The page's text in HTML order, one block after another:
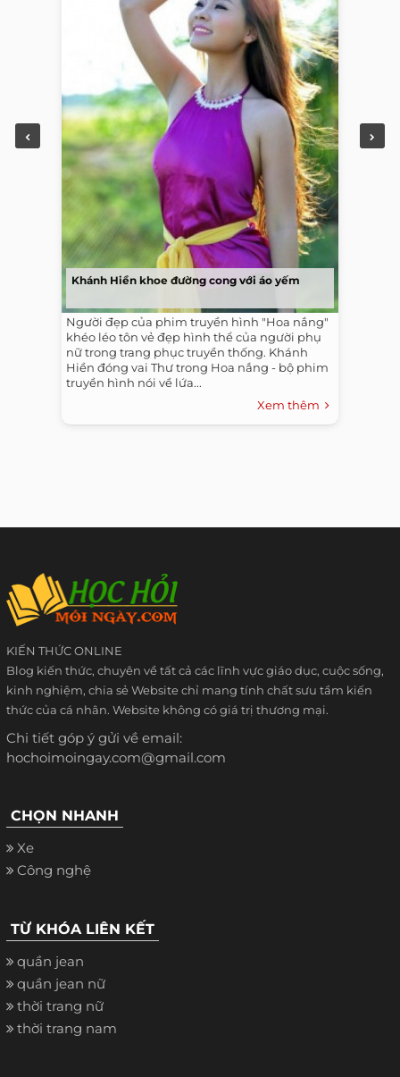
Khánh Hiền khoe đường cong với áo yếm
Người đẹp của phim truyền hình "Hoa nắng"
khéo léo tôn vẻ đẹp hình thể của người phụ
nữ trong trang phục truyền thống. Khánh
Hiền đóng vai Thư trong Hoa nắng - bộ phim
truyền hình nói về lứa...
Xem thêm
KIẾN THỨC ONLINE
Blog kiến thức, chuyên về tất cả các lĩnh vực giáo dục, cuộc sống,
kinh nghiệm, chia sẻ Website chỉ mang tính chất sưu tầm kiến
thức của cá nhân. Website không có giá trị thương mại.
Chi tiết góp ý gửi về email:
hochoimoingay.com@gmail.com
CHỌN NHANH
Xe
Công nghệ
TỪ KHÓA LIÊN KẾT
quần jean
quần jean nữ
thời trang nữ
thời trang nam